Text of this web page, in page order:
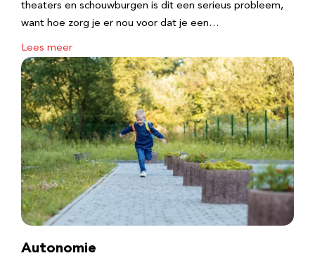
theaters en schouwburgen is dit een serieus probleem,
want hoe zorg je er nou voor dat je een…
Lees meer
Autonomie